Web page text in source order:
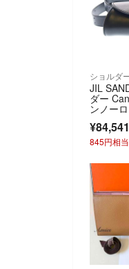
ショルダ
JIL
ダー
ンノー
ス ブラッ
¥84,541
845円相